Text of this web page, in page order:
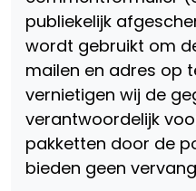
publiekelijk
wordt gebruikt om
mailen en adres op
vernietigen wij de
verantwoordelijk
pakketten door de
bieden geen